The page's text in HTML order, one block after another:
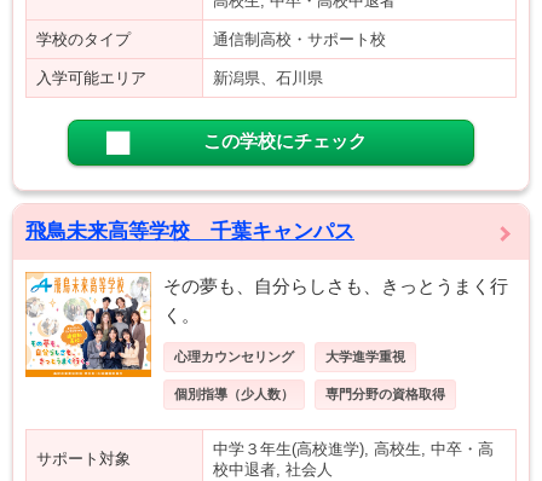
学校のタイプ 通信制高校・サポート校
入学可能エリア 新潟県、石川県
この学校にチェック
飛鳥未来高等学校 千葉キャンパス
その夢も、自分らしさも、きっとうまく行
く。
心理カウンセリング 大学進学重視
個別指導（少人数） 専門分野の資格取得
サポート対象
中学３年生(高校進学), 高校生, 中卒・高
校中退者, 社会人